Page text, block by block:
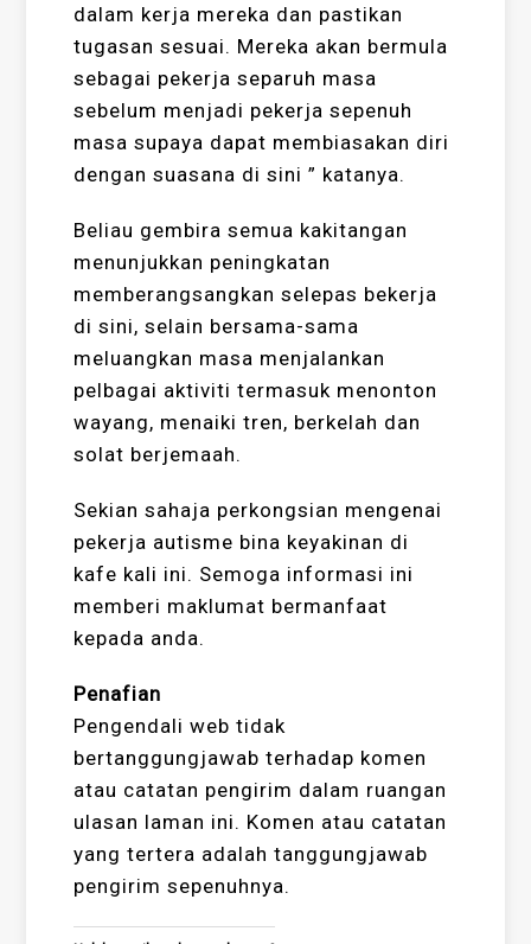
dalam kerja mereka dan pastikan
tugasan sesuai. Mereka akan bermula
sebagai pekerja separuh masa
sebelum menjadi pekerja sepenuh
masa supaya dapat membiasakan diri
dengan suasana di sini ” katanya.
Beliau gembira semua kakitangan
menunjukkan peningkatan
memberangsangkan selepas bekerja
di sini, selain bersama-sama
meluangkan masa menjalankan
pelbagai aktiviti termasuk menonton
wayang, menaiki tren, berkelah dan
solat berjemaah.
Sekian sahaja perkongsian mengenai
pekerja autisme bina keyakinan di
kafe kali ini. Semoga informasi ini
memberi maklumat bermanfaat
kepada anda.
Penafian
Pengendali web tidak
bertanggungjawab terhadap komen
atau catatan pengirim dalam ruangan
ulasan laman ini. Komen atau catatan
yang tertera adalah tanggungjawab
pengirim sepenuhnya.